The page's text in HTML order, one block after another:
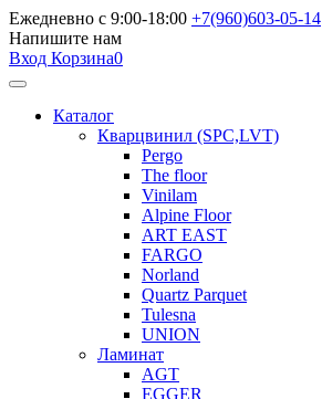
Ежедневно с 9:00-18:00 +7(960)603-05-14
Напишите нам
Вход Корзина0
Каталог
Кварцвинил (SPC,LVT)
Pergo
The floor
Vinilam
Alpine Floor
ART EAST
FARGO
Norland
Quartz Parquet
Tulesna
UNION
Ламинат
AGT
EGGER